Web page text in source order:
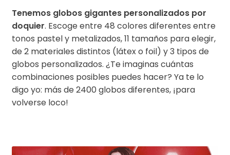
Tenemos globos gigantes personalizados por
doquier. Escoge entre 48 colores diferentes entre
tonos pastel y metalizados, 11 tamaños para elegir,
de 2 materiales distintos (látex o foil) y 3 tipos de
globos personalizados. ¿Te imaginas cuántas
combinaciones posibles puedes hacer? Ya te lo
digo yo: más de 2400 globos diferentes, ¡para
volverse loco!